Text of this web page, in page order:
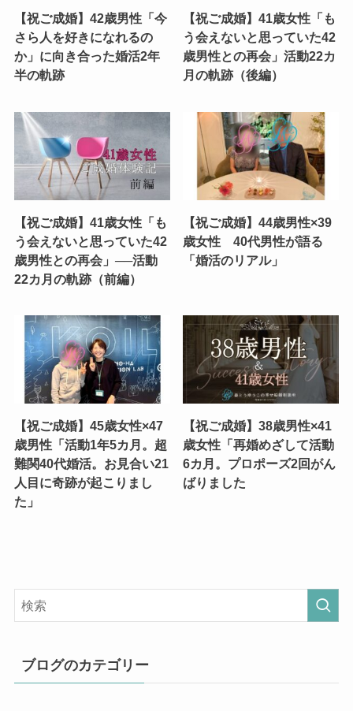
【祝ご成婚】42歳男性「今
さら人を好きになれるの
か」に向き合った婚活2年
半の軌跡
【祝ご成婚】41歳女性「も
う会えないと思っていた42
歳男性との再会」活動22カ
月の軌跡（後編）
【祝ご成婚】41歳女性「も
う会えないと思っていた42
歳男性との再会」──活動
22カ月の軌跡（前編）
【祝ご成婚】44歳男性×39
歳女性 40代男性が語る
「婚活のリアル」
【祝ご成婚】45歳女性×47
歳男性「活動1年5カ月。超
難関40代婚活。お見合い21
人目に奇跡が起こりまし
た」
【祝ご成婚】38歳男性×41
歳女性「再婚めざして活動
6カ月。プロポーズ2回がん
ばりました
ブログのカテゴリー